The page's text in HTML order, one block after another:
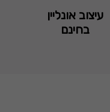
עיצוב אונליין
בחינם